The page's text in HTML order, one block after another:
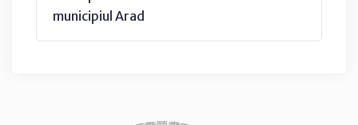
municipiul Arad